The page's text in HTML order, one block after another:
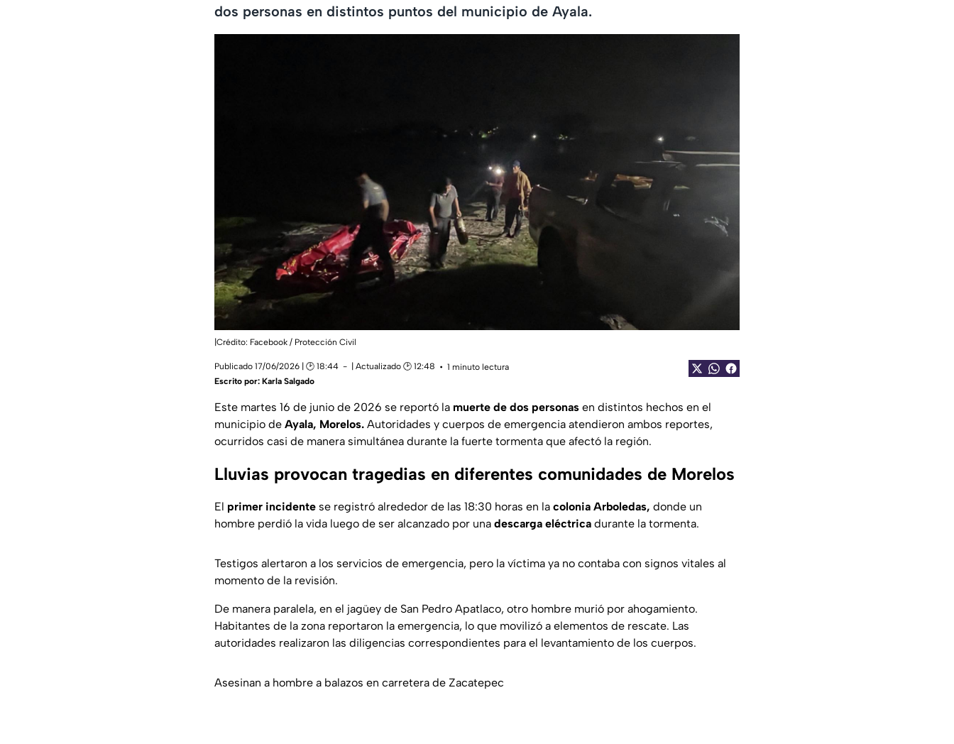
dos personas en distintos puntos del municipio de Ayala.
|Crédito: Facebook / Protección Civil
Publicado 17/06/2026 | 🕑 18:44 | Actualizado 🕑 12:48
1 minuto lectura
Escrito por: Karla Salgado
Este martes 16 de junio de 2026 se reportó la muerte de dos personas en distintos hechos en el
municipio de Ayala, Morelos. Autoridades y cuerpos de emergencia atendieron ambos reportes,
ocurridos casi de manera simultánea durante la fuerte tormenta que afectó la región.
Lluvias provocan tragedias en diferentes comunidades de Morelos
El primer incidente se registró alrededor de las 18:30 horas en la colonia Arboledas, donde un
hombre perdió la vida luego de ser alcanzado por una descarga eléctrica durante la tormenta.
Testigos alertaron a los servicios de emergencia, pero la víctima ya no contaba con signos vitales al
momento de la revisión.
De manera paralela, en el jagüey de San Pedro Apatlaco, otro hombre murió por ahogamiento.
Habitantes de la zona reportaron la emergencia, lo que movilizó a elementos de rescate. Las
autoridades realizaron las diligencias correspondientes para el levantamiento de los cuerpos.
Asesinan a hombre a balazos en carretera de Zacatepec